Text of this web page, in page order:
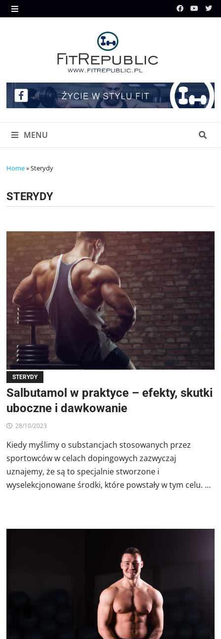
Skip
to
MENU
MENU
Home»Sterydy
STERYDY
STERYDY
Salbutamol w praktyce – efekty, skutki
uboczne i dawkowanie
28/10/2023
Kiedy myślimy o substancjach stosowanych przez
sportowców w celach dopingowych zazwyczaj
uznajemy, że są to specjalnie stworzone i
wyselekcjonowane środki, które powstały w tym celu. …